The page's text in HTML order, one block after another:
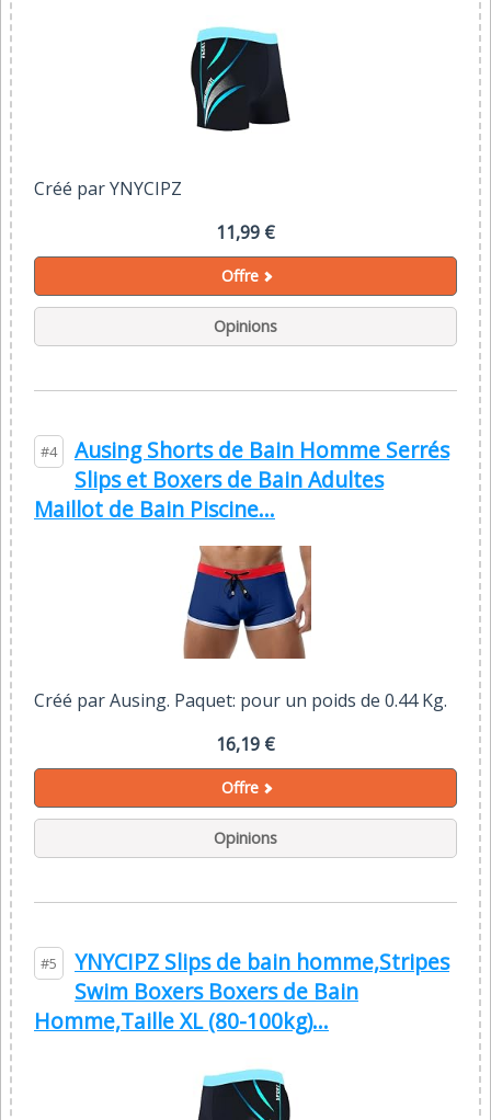
Créé par YNYCIPZ
11,99 €
Offre
Opinions
#4
Ausing Shorts de Bain Homme Serrés
Slips et Boxers de Bain Adultes
Maillot de Bain Piscine...
Créé par Ausing. Paquet: pour un poids de 0.44 Kg.
16,19 €
Offre
Opinions
#5
YNYCIPZ Slips de bain homme,Stripes
Swim Boxers Boxers de Bain
Homme,Taille XL (80-100kg)...